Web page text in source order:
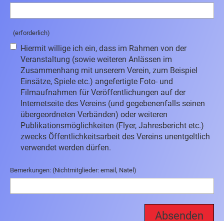
(erforderlich)
Hiermit willige ich ein, dass im Rahmen von der
Veranstaltung (sowie weiteren Anlässen im
Zusammenhang mit unserem Verein, zum Beispiel
Einsätze, Spiele etc.) angefertigte Foto- und
Filmaufnahmen für Veröffentlichungen auf der
Internetseite des Vereins (und gegebenenfalls seinen
übergeordneten Verbänden) oder weiteren
Publikationsmöglichkeiten (Flyer, Jahresbericht etc.)
zwecks Öffentlichkeitsarbeit des Vereins unentgeltlich
verwendet werden dürfen.
Bemerkungen: (Nichtmitglieder: email, Natel)